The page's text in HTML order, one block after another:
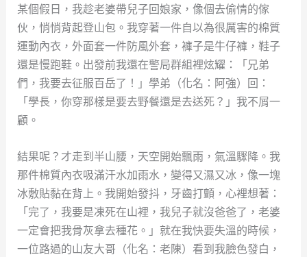
某個假日，我趁老婆帶兒子回娘家，像個去偷情的傢
伙，悄悄背起登山包。我穿著一件自以為很厲害的棉質
運動內衣，外面套一件防風外套，褲子是牛仔褲，鞋子
還是慢跑鞋。出發前我還在警局群組裡炫耀：「兄弟
們，我要去征服百岳了！」學弟（化名：阿強）回：
「學長，你穿那樣是要去野餐還是去送死？」我不屑一
顧。
結果呢？才走到半山腰，天空開始飄雨，氣溫驟降。我
那件棉質內衣吸滿汗水加雨水，變得又濕又冰，像一塊
冰敷貼黏在背上。我開始發抖，牙齒打顫，心裡想著：
「完了，我要是凍死在山裡，我兒子就沒爸爸了，老婆
一定會把我骨灰拿去種花。」就在我快要失溫的時候，
一位路過的山友大哥（化名：老陳）看到我臉色發白，